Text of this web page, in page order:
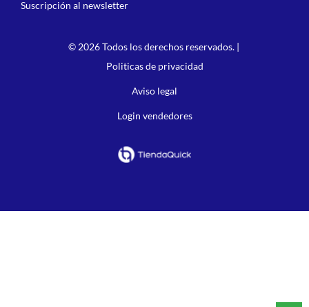
Suscripción al newsletter
© 2026 Todos los derechos reservados. |
Politicas de privacidad
Aviso legal
Login vendedores